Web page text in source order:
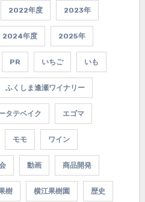
2022年度 2023年
2024年度 2025年
PR いちご いも
ふくしま逢瀬ワイナリー
タテベイク エゴマ
モモ ワイン
動画 商品開発
樹 横江果樹園 歴史